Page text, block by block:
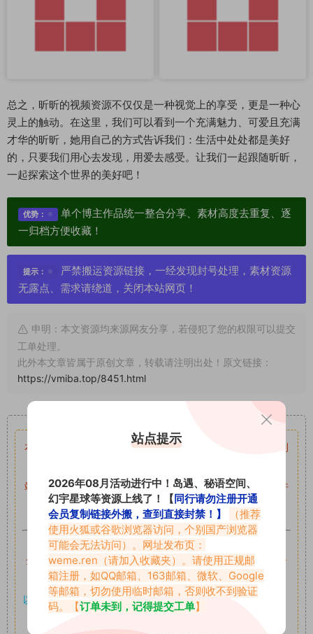
总之，昕昕的视频资源不仅仅是一种视觉上的享受，更是一种心
灵上的触动。在这里，我们可以看到一个充满魅力、可爱且充满
才华的昕昕，她用自己的方式告诉我们：生活中处处都是美好
的，只要我们用心去发现，用爱去感受。让我们一起跟随昕昕，
一起探索这个世界的美好吧！
优势：
单个博主作品统一整合分享、素材高度去重复、逐
一归档方便收藏！
提示：
严禁搬运资源链接，一经发现封号处理，素材资源
无露点、需求请绕道，关闭本站网页！
申明：本文资源均来源网友分享，若侵犯了您的权限可以提交
工单处理。
此外本文章皆属于原创文章，转载请注明出处！原文链接：
https://vmiba.top/8451.html
本站资源均来自网络分享，如有侵犯你的权益请私信留言
收到
站内资源为网友个人学习或测试研究使用，未经原版权作者许
可,禁止用于任何商业途径！请在下载24小时内删除！
如果遇到付费才可获取的素材，建议升级
全站付费素材可提供补档服务“均有备份”，素材以主流网盘分
享。
以7z、7z分卷格式压缩，解压应下载对应的软件操作，
站点提示
2026年08月活动进行中！岛遇、秘语空间、
幻宇星球等资源上线了！【同行请勿注册开通
会员复制链接外搬，查到直接封禁！】
（推荐
使用火狐或谷歌浏览器访问，个别国产浏览器
可能会无法访问）。网址发布页：
weme.ren （请加入收藏夹）。请使用正规邮
箱注册，如QQ邮箱、163邮箱、微软、Google
等邮箱，切勿使用临时邮箱，否则收不到验证
码。【订单未到，记得提交工单】